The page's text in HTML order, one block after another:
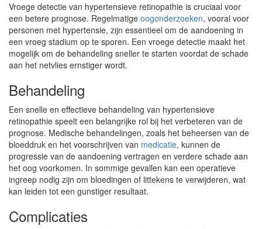
Vroege detectie van hypertensieve retinopathie is cruciaal voor
een betere prognose. Regelmatige oogonderzoeken, vooral voor
personen met hypertensie, zijn essentieel om de aandoening in
een vroeg stadium op te sporen. Een vroege detectie maakt het
mogelijk om de behandeling sneller te starten voordat de schade
aan het netvlies ernstiger wordt.
Behandeling
Een snelle en effectieve behandeling van hypertensieve
retinopathie speelt een belangrijke rol bij het verbeteren van de
prognose. Medische behandelingen, zoals het beheersen van de
bloeddruk en het voorschrijven van medicatie, kunnen de
progressie van de aandoening vertragen en verdere schade aan
het oog voorkomen. In sommige gevallen kan een operatieve
ingreep nodig zijn om bloedingen of littekens te verwijderen, wat
kan leiden tot een gunstiger resultaat.
Complicaties